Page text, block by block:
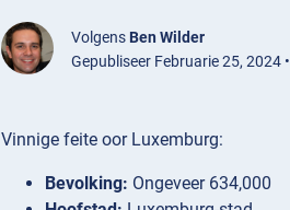
Volgens Ben Wilder
Gepubliseer Februarie 25, 2024
Vinnige feite oor Luxemburg:
Bevolking: Ongeveer 634,000